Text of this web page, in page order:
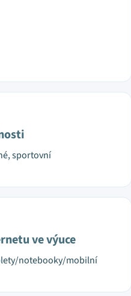
sportovní
ve výuce
notebooky/mobilní